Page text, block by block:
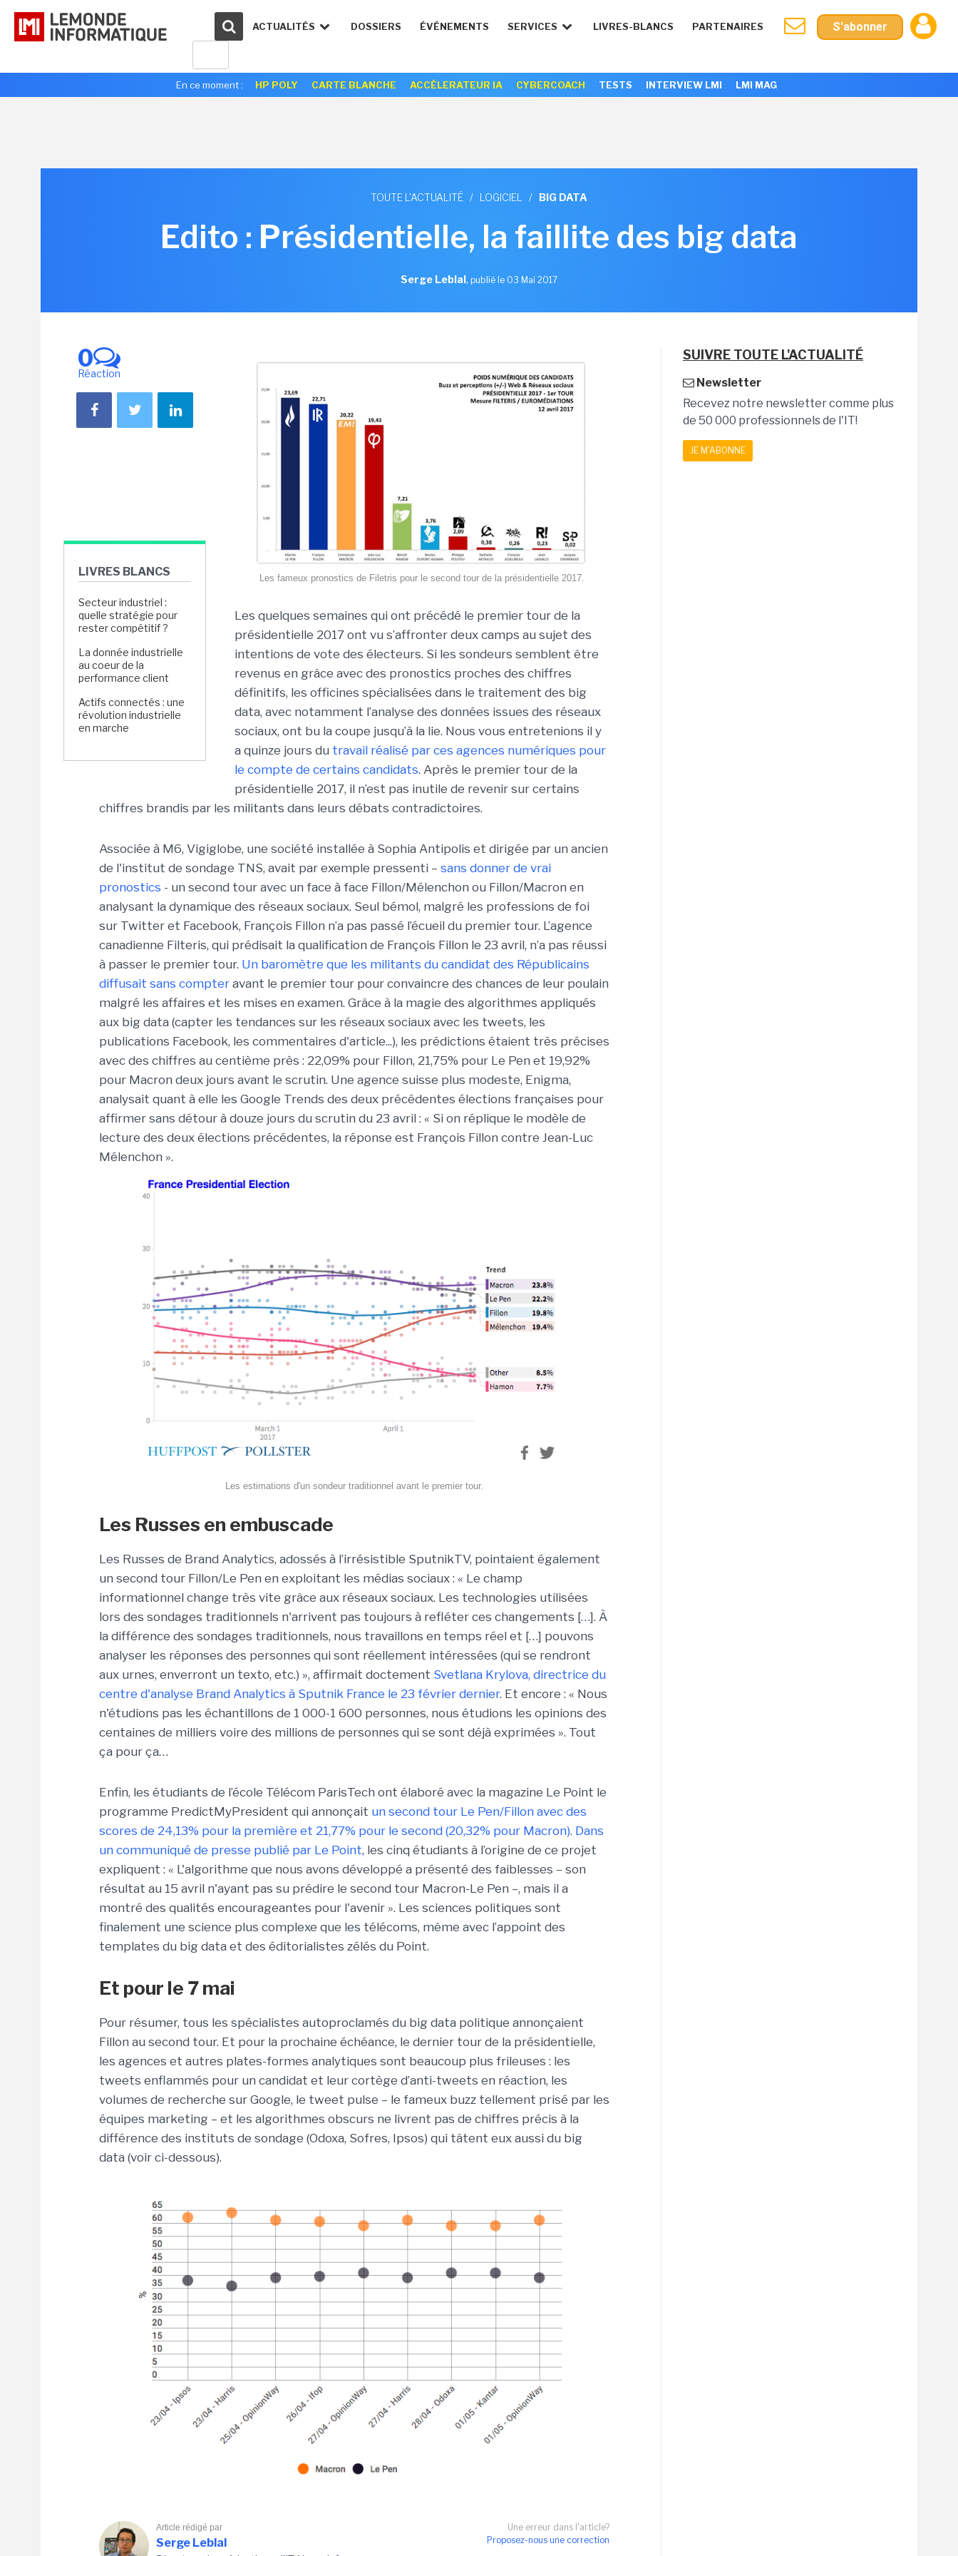
ACTUALITÉS DOSSIERS ÉVÉNEMENTS SERVICES LIVRES-BLANCS PARTENAIRES S'abonner
En ce moment : HP POLY CARTE BLANCHE ACCÉLERATEUR IA CYBERCOACH TESTS INTERVIEW LMI LMI MAG
TOUTE L'ACTUALITÉ / LOGICIEL / BIG DATA
Edito : Présidentielle, la faillite des big data
Serge Leblal, publié le 03 Mai 2017
0
Réaction
LIVRES BLANCS
Secteur industriel :
quelle stratégie pour
rester compétitif ?
La donnée industrielle
au coeur de la
performance client
Actifs connectés : une
révolution industrielle
en marche
Les fameux pronostics de Filetris pour le second tour de la présidentielle 2017.
Les quelques semaines qui ont précédé le premier tour de la
présidentielle 2017 ont vu s’affronter deux camps au sujet des
intentions de vote des électeurs. Si les sondeurs semblent être
revenus en grâce avec des pronostics proches des chiffres
définitifs, les officines spécialisées dans le traitement des big
data, avec notamment l’analyse des données issues des réseaux
sociaux, ont bu la coupe jusqu’à la lie. Nous vous entretenions il y
a quinze jours du travail réalisé par ces agences numériques pour
le compte de certains candidats. Après le premier tour de la
présidentielle 2017, il n’est pas inutile de revenir sur certains
chiffres brandis par les militants dans leurs débats contradictoires.
Associée à M6, Vigiglobe, une société installée à Sophia Antipolis et dirigée par un ancien
de l'institut de sondage TNS, avait par exemple pressenti – sans donner de vrai
pronostics - un second tour avec un face à face Fillon/Mélenchon ou Fillon/Macron en
analysant la dynamique des réseaux sociaux. Seul bémol, malgré les professions de foi
sur Twitter et Facebook, François Fillon n’a pas passé l’écueil du premier tour. L’agence
canadienne Filteris, qui prédisait la qualification de François Fillon le 23 avril, n’a pas réussi
à passer le premier tour. Un baromètre que les militants du candidat des Républicains
diffusait sans compter avant le premier tour pour convaincre des chances de leur poulain
malgré les affaires et les mises en examen. Grâce à la magie des algorithmes appliqués
aux big data (capter les tendances sur les réseaux sociaux avec les tweets, les
publications Facebook, les commentaires d'article...), les prédictions étaient très précises
avec des chiffres au centième près : 22,09% pour Fillon, 21,75% pour Le Pen et 19,92%
pour Macron deux jours avant le scrutin. Une agence suisse plus modeste, Enigma,
analysait quant à elle les Google Trends des deux précédentes élections françaises pour
affirmer sans détour à douze jours du scrutin du 23 avril : « Si on réplique le modèle de
lecture des deux élections précédentes, la réponse est François Fillon contre Jean-Luc
Mélenchon ».
Les estimations d'un sondeur traditionnel avant le premier tour.
Les Russes en embuscade
Les Russes de Brand Analytics, adossés à l’irrésistible SputnikTV, pointaient également
un second tour Fillon/Le Pen en exploitant les médias sociaux : « Le champ
informationnel change très vite grâce aux réseaux sociaux. Les technologies utilisées
lors des sondages traditionnels n'arrivent pas toujours à refléter ces changements […]. À
la différence des sondages traditionnels, nous travaillons en temps réel et […] pouvons
analyser les réponses des personnes qui sont réellement intéressées (qui se rendront
aux urnes, enverront un texto, etc.) », affirmait doctement Svetlana Krylova, directrice du
centre d'analyse Brand Analytics à Sputnik France le 23 février dernier. Et encore : « Nous
n'étudions pas les échantillons de 1 000-1 600 personnes, nous étudions les opinions des
centaines de milliers voire des millions de personnes qui se sont déjà exprimées ». Tout
ça pour ça…
Enfin, les étudiants de l’école Télécom ParisTech ont élaboré avec la magazine Le Point le
programme PredictMyPresident qui annonçait un second tour Le Pen/Fillon avec des
scores de 24,13% pour la première et 21,77% pour le second (20,32% pour Macron). Dans
un communiqué de presse publié par Le Point, les cinq étudiants à l’origine de ce projet
expliquent : « L'algorithme que nous avons développé a présenté des faiblesses – son
résultat au 15 avril n'ayant pas su prédire le second tour Macron-Le Pen –, mais il a
montré des qualités encourageantes pour l'avenir ». Les sciences politiques sont
finalement une science plus complexe que les télécoms, même avec l’appoint des
templates du big data et des éditorialistes zélés du Point.
Et pour le 7 mai
Pour résumer, tous les spécialistes autoproclamés du big data politique annonçaient
Fillon au second tour. Et pour la prochaine échéance, le dernier tour de la présidentielle,
les agences et autres plates-formes analytiques sont beaucoup plus frileuses : les
tweets enflammés pour un candidat et leur cortège d’anti-tweets en réaction, les
volumes de recherche sur Google, le tweet pulse – le fameux buzz tellement prisé par les
équipes marketing – et les algorithmes obscurs ne livrent pas de chiffres précis à la
différence des instituts de sondage (Odoxa, Sofres, Ipsos) qui tâtent eux aussi du big
data (voir ci-dessous).
Une erreur dans l'article?
Proposez-nous une correction
Article rédigé par
Serge Leblal
SUIVRE TOUTE L'ACTUALITÉ
Newsletter
Recevez notre newsletter comme plus
de 50 000 professionnels de l'IT!
JE M'ABONNE